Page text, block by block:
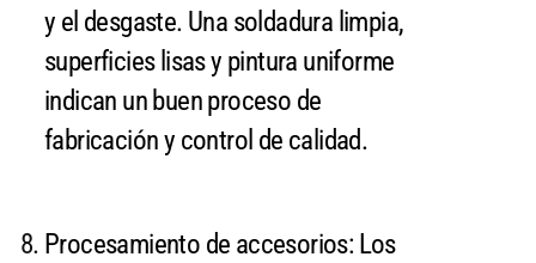
y el desgaste. Una soldadura limpia,
superficies lisas y pintura uniforme
indican un buen proceso de
fabricación y control de calidad.
Procesamiento de accesorios: Los